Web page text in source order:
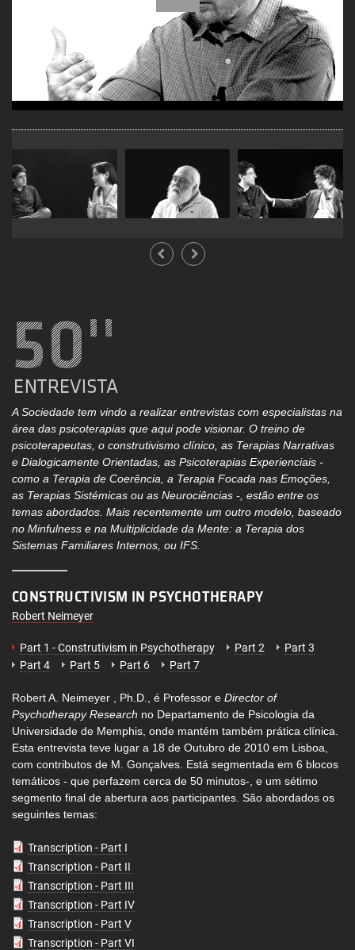
A Sociedade tem vindo a realizar entrevistas com especialistas na
área das psicoterapias que aqui pode visionar. O treino de
psicoterapeutas, o construtivismo clínico, as Terapias Narrativas
e Dialogicamente Orientadas, as Psicoterapias Experienciais -
como a Terapia de Coerência, a Terapia Focada nas Emoções,
as Terapias Sistémicas ou as Neurociências -, estão entre os
temas abordados. Mais recentemente um outro modelo, baseado
no Minfulness e na Multiplicidade da Mente: a Terapia dos
Sistemas Familiares Internos, ou IFS.
CONSTRUCTIVISM IN PSYCHOTHERAPY
Robert Neimeyer
Part 1 - Construtivism in Psychotherapy Part 2
Part 3
Part 4
Part 5 Part 6 Part 7
Robert A. Neimeyer , Ph.D., é Professor e Director of
Psychotherapy Research no Departamento de Psicologia da
Universidade de Memphis, onde mantém também prática clínica.
Esta entrevista teve lugar a 18 de Outubro de 2010 em Lisboa,
com contributos de M. Gonçalves. Está segmentada em 6 blocos
temáticos - que perfazem cerca de 50 minutos-, e um sétimo
segmento final de abertura aos participantes. São abordados os
seguintes temas:
Transcription - Part I
Transcription - Part II
Transcription - Part III
Transcription - Part IV
Transcription - Part V
Transcription - Part VI